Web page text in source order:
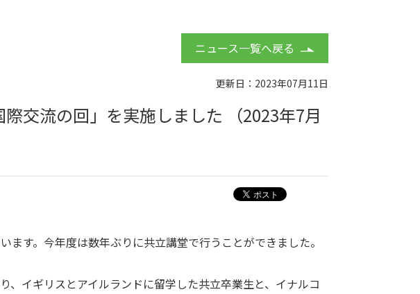
ニュース一覧へ戻る
更新日：2023年07月11日
交流の回」を実施しました （2023年7月
す。今年度は数年ぶりに共立講堂で行うことができました。
イギリスとアイルランドに留学した共立卒業生と、イナルコ